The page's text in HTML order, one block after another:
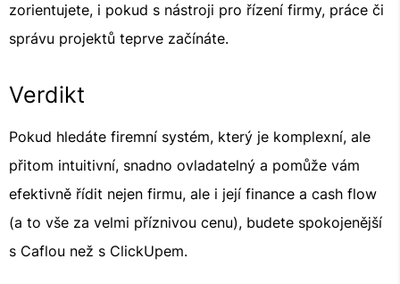
zorientujete, i pokud s nástroji pro řízení firmy, práce či
správu projektů teprve začínáte.
Verdikt
Pokud hledáte firemní systém, který je komplexní, ale
přitom intuitivní, snadno ovladatelný a pomůže vám
efektivně řídit nejen firmu, ale i její finance a cash flow
(a to vše za velmi příznivou cenu), budete spokojenější
s Caflou než s ClickUpem.